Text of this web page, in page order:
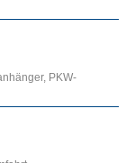
PKW-